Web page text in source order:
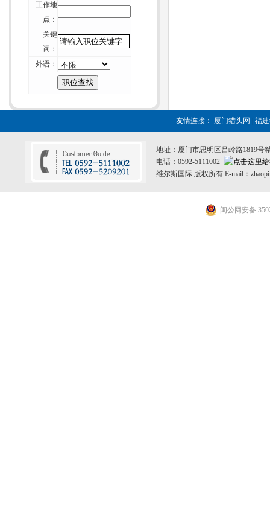
厦门猎头维尔斯-招聘行业不可能“干
掉” 猎头
厦门猎头维尔斯-一位资深HR的校园
招聘经验谈
厦门猎头维尔斯-论如何毁掉你留给
别人的第一印象
重复的价值在哪里？
厦门猎头维尔斯-刺猬效应：团体如
何变成团队？
工作地
点：
关键
词：
外语：
友情连接： 厦门猎头网 福
地址：厦门市思明区吕岭路1819号
电话：0592-5111002
维尔斯国际 版权所有 E-mail：
闽公网安备